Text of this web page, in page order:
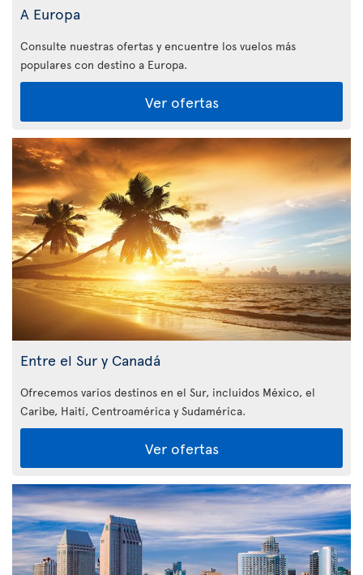
A Europa
Consulte nuestras ofertas y encuentre los vuelos más
populares con destino a Europa.
Ver ofertas
Entre el Sur y Canadá
Ofrecemos varios destinos en el Sur, incluidos México, el
Caribe, Haití, Centroamérica y Sudamérica.
Ver ofertas